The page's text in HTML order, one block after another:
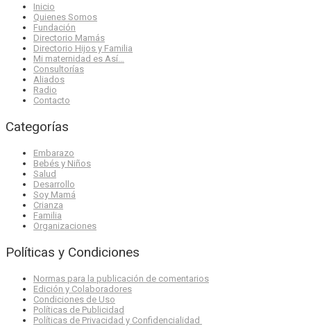
Inicio
Quienes Somos
Fundación
Directorio Mamás
Directorio Hijos y Familia
Mi maternidad es Así…
Consultorías
Aliados
Radio
Contacto
Categorías
Embarazo
Bebés y Niños
Salud
Desarrollo
Soy Mamá
Crianza
Familia
Organizaciones
Políticas y Condiciones
Normas para la publicación de comentarios
Edición y Colaboradores
Condiciones de Uso
Políticas de Publicidad
Políticas de Privacidad y Confidencialidad